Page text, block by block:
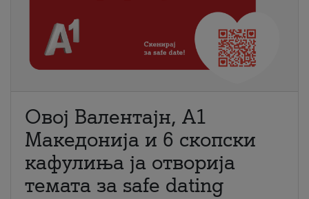
Овој Валентајн, A1
Македонија и 6 скопски
кафулиња ја отворија
темата за safe dating